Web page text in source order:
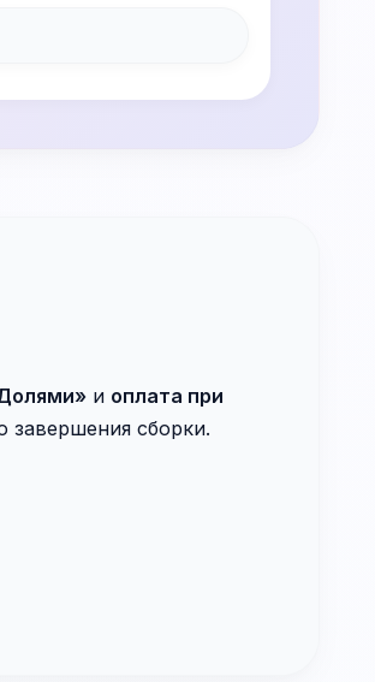
и оплата при
завершения сборки.